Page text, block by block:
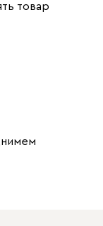
товар